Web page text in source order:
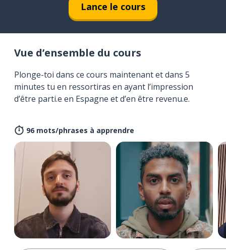
Lance le cours
Vue d’ensemble du cours
Plonge-toi dans ce cours maintenant et dans 5
minutes tu en ressortiras en ayant l’impression
d’être parti.e en Espagne et d’en être revenu.e.
96 mots/phrases à apprendre